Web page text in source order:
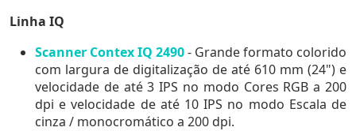
Linha IQ
Scanner Contex IQ 2490- Grande formato colorido
com largura de digitalização de até 610 mm (24") e
velocidade de até 3 IPS no modo Cores RGB a 200
dpi e velocidade de até 10 IPS no modo Escala de
cinza / monocromático a 200 dpi.